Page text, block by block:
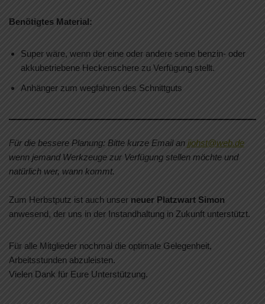
Benötigtes Material:
Super wäre, wenn der eine oder andere seine benzin- oder
akkubetriebene Heckenschere zu Verfügung stellt.
Anhänger zum wegfahren des Schnittguts
Für die bessere Planung: Bitte kurze Email an jjohst@web.de
wenn jemand Werkzeuge zur Verfügung stellen möchte und
natürlich wer, wann kommt.
Zum Herbstputz ist auch unser neuer Platzwart Simon
anwesend, der uns in der Instandhaltung in Zukunft unterstützt.
Für alle Mitglieder nochmal die optimale Gelegenheit,
Arbeitsstunden abzuleisten.
Vielen Dank für Eure Unterstützung.